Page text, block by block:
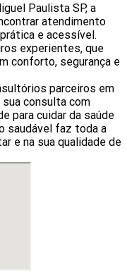
Paulista‎ SP, a
atendimento
e acessível.
experientes, que
conforto, segurança e
parceiros em
sua consulta com
para cuidar da saúde
saudável faz toda a
e na sua qualidade de